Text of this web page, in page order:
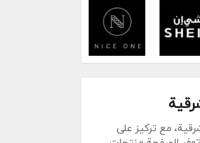
مع تركيز على